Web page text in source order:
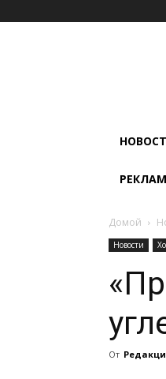
Домой
Новости
От